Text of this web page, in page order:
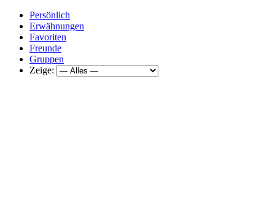
Persönlich
Erwähnungen
Favoriten
Freunde
Gruppen
Zeige: